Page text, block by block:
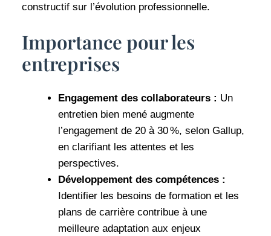
constructif sur l’évolution professionnelle.
Importance pour les
entreprises
Engagement des collaborateurs : Un
entretien bien mené augmente
l’engagement de 20 à 30 %, selon Gallup,
en clarifiant les attentes et les
perspectives.
Développement des compétences :
Identifier les besoins de formation et les
plans de carrière contribue à une
meilleure adaptation aux enjeux